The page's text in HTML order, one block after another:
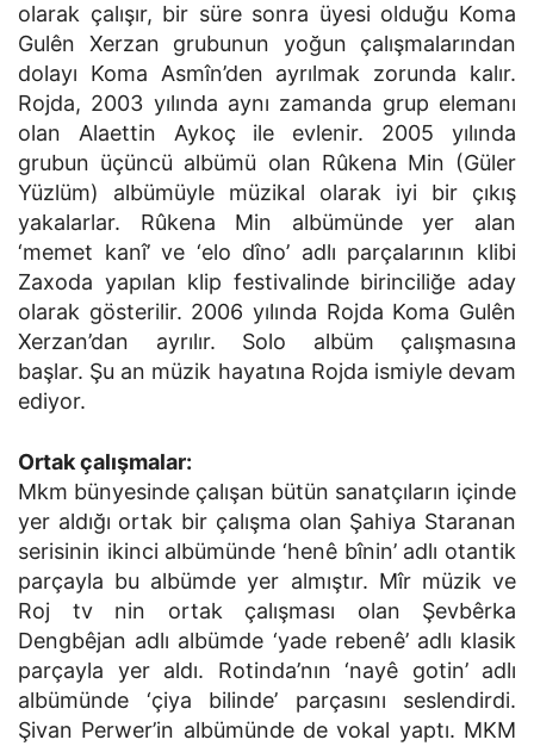
olarak çalışır, bir süre sonra üyesi olduğu Koma
Gulên Xerzan grubunun yoğun çalışmalarından
dolayı Koma Asmîn’den ayrılmak zorunda kalır.
Rojda, 2003 yılında aynı zamanda grup elemanı
olan Alaettin Aykoç ile evlenir. 2005 yılında
grubun üçüncü albümü olan Rûkena Min (Güler
Yüzlüm) albümüyle müzikal olarak iyi bir çıkış
yakalarlar. Rûkena Min albümünde yer alan
‘memet kanî’ ve ‘elo dîno’ adlı parçalarının klibi
Zaxoda yapılan klip festivalinde birinciliğe aday
olarak gösterilir. 2006 yılında Rojda Koma Gulên
Xerzan’dan ayrılır. Solo albüm çalışmasına
başlar. Şu an müzik hayatına Rojda ismiyle devam
ediyor.
Ortak çalışmalar:
Mkm bünyesinde çalışan bütün sanatçıların içinde
yer aldığı ortak bir çalışma olan Şahiya Staranan
serisinin ikinci albümünde ‘henê bînin’ adlı otantik
parçayla bu albümde yer almıştır. Mîr müzik ve
Roj tv nin ortak çalışması olan Şevbêrka
Dengbêjan adlı albümde ‘yade rebenê’ adlı klasik
parçayla yer aldı. Rotinda’nın ‘nayê gotin’ adlı
albümünde ‘çiya bilinde’ parçasını seslendirdi.
Şivan Perwer’in albümünde de vokal yaptı. MKM